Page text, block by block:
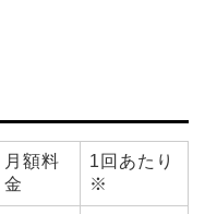
月額料
金
1回あたり
※